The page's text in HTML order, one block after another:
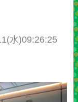
水)09:26:25